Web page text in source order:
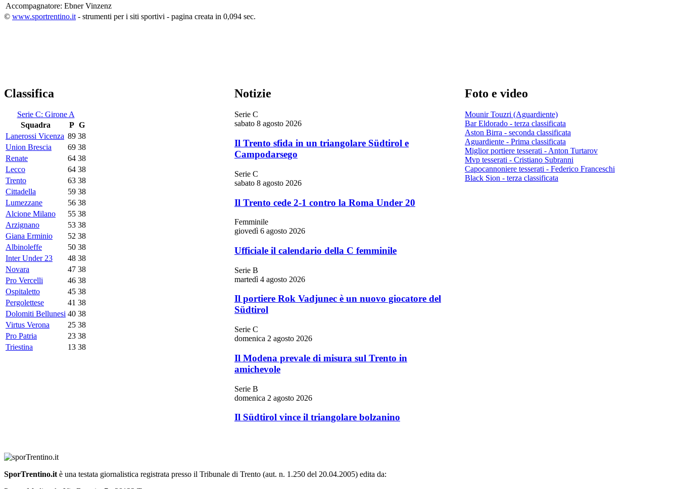
Accompagnatore: Ebner Vinzenz
© www.sportrentino.it - strumenti per i siti sportivi - pagina creata in 0,094 sec.
Classifica
Serie C: Girone A
Squadra
P G
Lanerossi Vicenza 89 38
Union Brescia
69 38
Renate
64 38
Lecco
64 38
Trento
63 38
Cittadella
59 38
Lumezzane
56 38
Alcione Milano
55 38
Arzignano
53 38
Giana Erminio
52 38
Albinoleffe
50 38
Inter Under 23
48 38
Novara
47 38
Pro Vercelli
46 38
Ospitaletto
45 38
Pergolettese
41 38
Dolomiti Bellunesi 40 38
Virtus Verona
25 38
Pro Patria
23 38
Triestina
13 38
Notizie
Serie C
sabato 8 agosto 2026
Il Trento sfida in un triangolare Südtirol e
Campodarsego
Serie C
sabato 8 agosto 2026
Il Trento cede 2-1 contro la Roma Under 20
Femminile
giovedì 6 agosto 2026
Ufficiale il calendario della C femminile
Serie B
martedì 4 agosto 2026
Il portiere Rok Vadjunec è un nuovo giocatore del
Südtirol
Serie C
domenica 2 agosto 2026
Il Modena prevale di misura sul Trento in
amichevole
Serie B
domenica 2 agosto 2026
Il Südtirol vince il triangolare bolzanino
Foto e video
Mounir Touzri (Aguardiente)
Bar Eldorado - terza classificata
Aston Birra - seconda classificata
Aguardiente - Prima classificata
Miglior portiere tesserati - Anton Turtarov
Mvp tesserati - Cristiano Subranni
Capocannoniere tesserati - Federico Franceschi
Black Sion - terza classificata
SporTrentino.it è una testata giornalistica registrata presso il Tribunale di Trento (aut. n. 1.250 del 20.04.2005) edita da: